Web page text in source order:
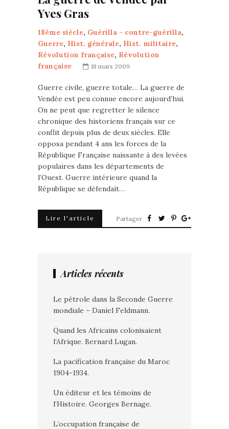
Yves Gras
18ème siècle, Guérilla - contre-guérilla,
Guerre, Hist. générale, Hist. militaire,
Révolution française, Révolution
française
18 mars 2009
Guerre civile, guerre totale… La guerre de
Vendée est peu connue encore aujourd’hui.
On ne peut que regretter le silence
chronique des historiens français sur ce
conflit depuis plus de deux siècles. Elle
opposa pendant 4 ans les forces de la
République Française naissante à des levées
populaires dans les départements de
l’Ouest. Guerre intérieure quand la
République se défendait…
Lire l'article Partager
Articles récents
Le pétrole dans la Seconde Guerre
mondiale – Daniel Feldmann.
Quand les Africains colonisaient
l’Afrique. Bernard Lugan.
La pacification française du Maroc
1904-1934.
Un éditeur et les témoins de
l’Histoire. Georges Bernage.
L’occupation française de